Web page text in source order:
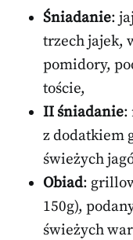
Śniadanie:
trzech jajek,
pomidory,
toście,
II śniadanie:
z dodatkiem
świeżych
Obiad:
150g),
świeżych